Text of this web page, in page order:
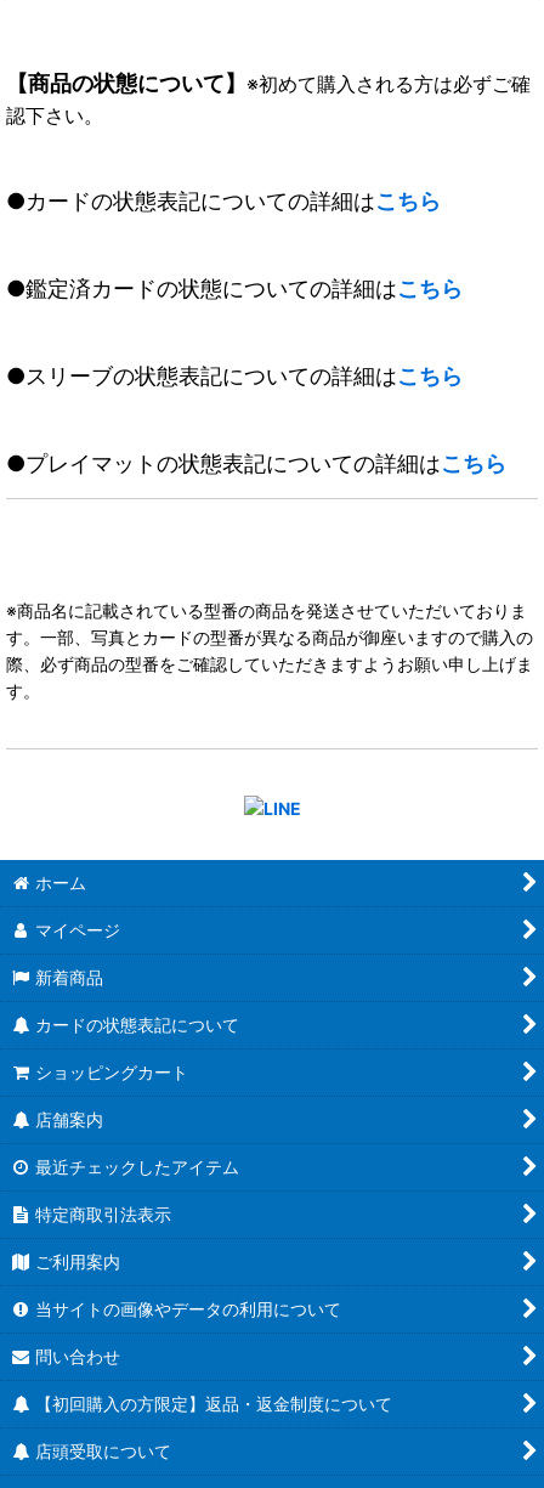
【商品の状態について】 ※初めて購入される方は必ずご確
認下さい。
●カードの状態表記についての詳細はこちら
●鑑定済カードの状態についての詳細はこちら
●スリーブの状態表記についての詳細はこちら
●プレイマットの状態表記についての詳細はこちら
※商品名に記載されている型番の商品を発送させていただいておりま
す。一部、写真とカードの型番が異なる商品が御座いますので購入の
際、必ず商品の型番をご確認していただきますようお願い申し上げま
す。
ホーム
マイページ
新着商品
カードの状態表記について
ショッピングカート
店舗案内
最近チェックしたアイテム
特定商取引法表示
ご利用案内
当サイトの画像やデータの利用について
問い合わせ
【初回購入の方限定】返品・返金制度について
店頭受取について